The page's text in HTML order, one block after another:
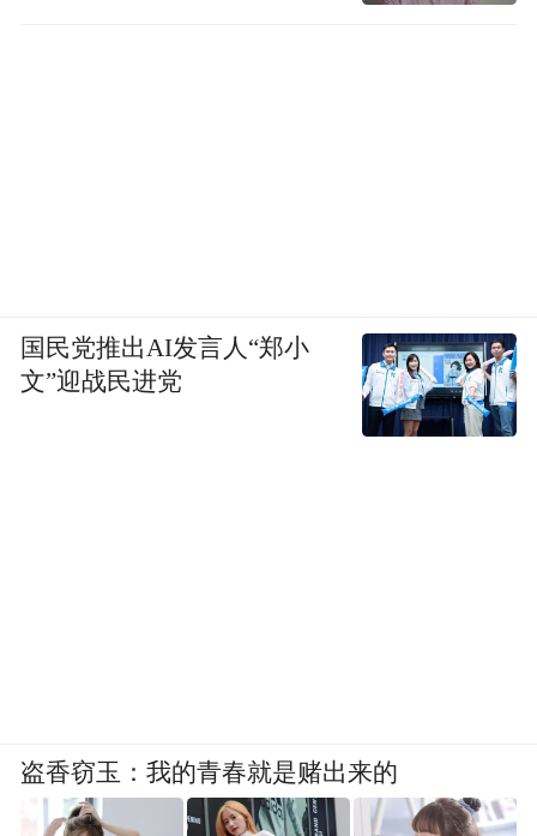
国民党推出AI发言人“郑小
文”迎战民进党
盗香窃玉：我的青春就是赌出来的